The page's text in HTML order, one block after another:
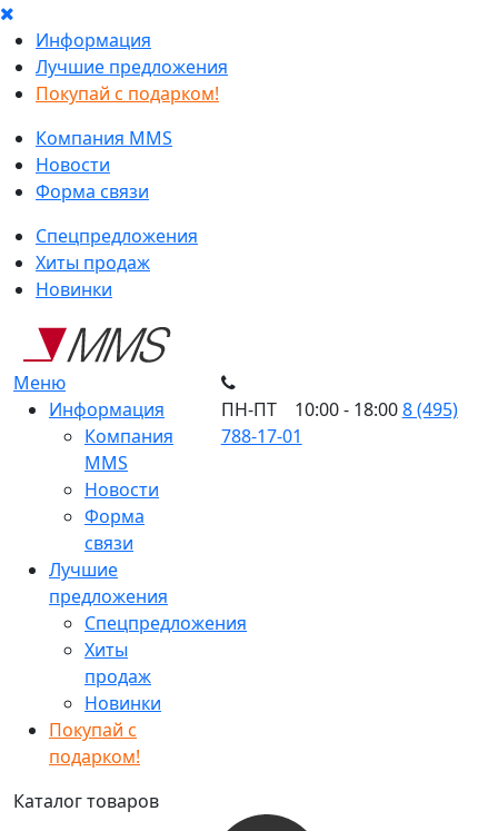
Информация
Лучшие предложения
Покупай с подарком!
Компания MMS
Новости
Форма связи
Спецпредложения
Хиты продаж
Новинки
Меню
Информация
Компания
MMS
Новости
Форма
связи
Лучшие
предложения
Спецпредложения
Хиты
продаж
Новинки
Покупай с
подарком!
ПН-ПТ 10:00 - 18:008 (495)
788-17-01
Каталог товаров